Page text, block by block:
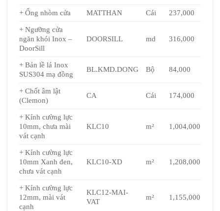
+ Ống nhòm cửa MATTHAN Cái 237,000
+ Ngưỡng cửa
ngăn khói Inox –
DoorSill
DOORSILL md 316,000
+ Bản lề lá Inox
SUS304 mạ đồng
BL.KMD.DONG Bộ 84,000
+ Chốt âm lật
(Clemon)
CA Cái 174,000
+ Kính cường lực
10mm, chưa mài
vát cạnh
KLC10 m² 1,004,000
+ Kính cường lực
10mm Xanh đen,
chưa vát cạnh
KLC10-XD m² 1,208,000
+ Kính cường lực
12mm, mài vát
cạnh
KLC12-MAI-
VAT
m² 1,155,000